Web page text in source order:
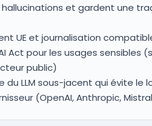
et gardent une
UE et journalisation
Act pour les usages sensibles
public)
du LLM sous-jacent qui évite le
(OpenAI, Anthropic,